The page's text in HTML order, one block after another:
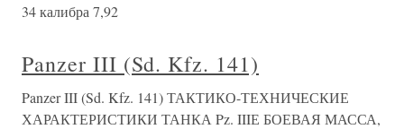
34 калибра 7,92
Panzer III (Sd. Kfz. 141)
Panzer III (Sd. Kfz. 141) ТАКТИКО-ТЕХНИЧЕСКИЕ
ХАРАКТЕРИСТИКИ ТАНКА Pz. IIIЕ БОЕВАЯ МАССА,